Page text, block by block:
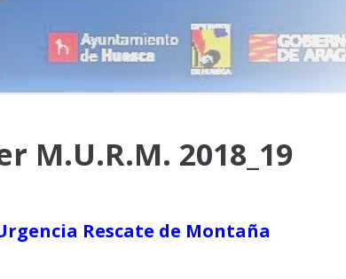
M.U.R.M. 2018_19
Rescate de Montaña